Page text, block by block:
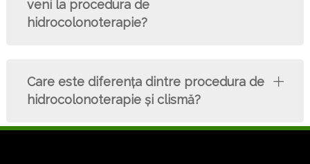
veni la procedura de
hidrocolonoterapie?
Care este diferenţa dintre procedura de
hidrocolonoterapie şi clismă?